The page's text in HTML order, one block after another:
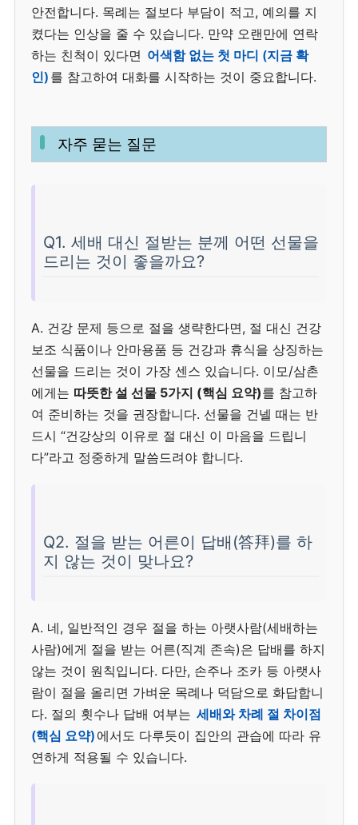
안전합니다. 목례는 절보다 부담이 적고, 예의를 지
켰다는 인상을 줄 수 있습니다. 만약 오랜만에 연락
하는 친척이 있다면 어색함 없는 첫 마디 (지금 확
인) 를 참고하여 대화를 시작하는 것이 중요합니다.
자주 묻는 질문
Q1. 세배 대신 절받는 분께 어떤 선물을
드리는 것이 좋을까요?
A. 건강 문제 등으로 절을 생략한다면, 절 대신 건강
보조 식품이나 안마용품 등 건강과 휴식을 상징하는
선물을 드리는 것이 가장 센스 있습니다. 이모/삼촌
에게는 따뜻한 설 선물 5가지 (핵심 요약)를 참고하
여 준비하는 것을 권장합니다. 선물을 건넬 때는 반
드시 “건강상의 이유로 절 대신 이 마음을 드립니
다”라고 정중하게 말씀드려야 합니다.
Q2. 절을 받는 어른이 답배(答拜)를 하
지 않는 것이 맞나요?
A. 네, 일반적인 경우 절을 하는 아랫사람(세배하는
사람)에게 절을 받는 어른(직계 존속)은 답배를 하지
않는 것이 원칙입니다. 다만, 손주나 조카 등 아랫사
람이 절을 올리면 가벼운 목례나 덕담으로 화답합니
다. 절의 횟수나 답배 여부는 세배와 차례 절 차이점
(핵심 요약) 에서도 다루듯이 집안의 관습에 따라 유
연하게 적용될 수 있습니다.